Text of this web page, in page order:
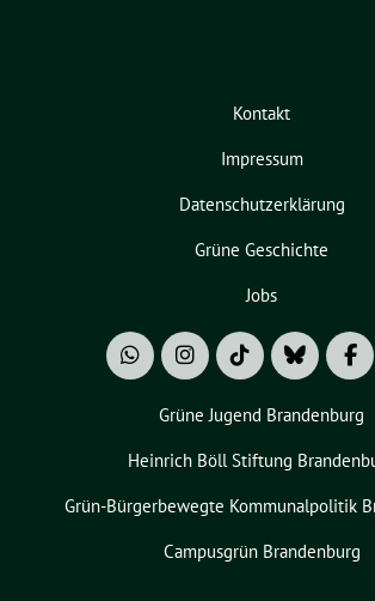
Kontakt
Impressum
Datenschutzerklärung
Grüne Geschichte
Jobs
Grüne Jugend Brandenburg
Heinrich Böll Stiftung
Grün-Bürgerbewegte Kommunalpolitik
Campusgrün Brandenburg